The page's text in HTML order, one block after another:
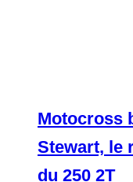
Motocross
Stewart, le
du 250 2T